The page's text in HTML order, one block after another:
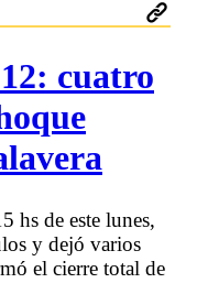
cuatro
hs de este lunes,
y dejó varios
el cierre total de